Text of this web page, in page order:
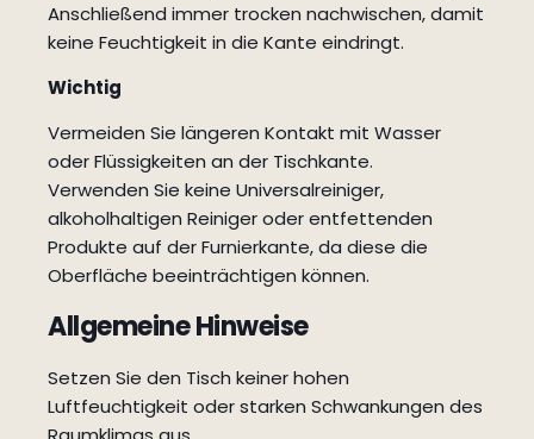
Anschließend immer trocken nachwischen, damit
keine Feuchtigkeit in die Kante eindringt.
Wichtig
Vermeiden Sie längeren Kontakt mit Wasser
oder Flüssigkeiten an der Tischkante.
Verwenden Sie keine Universalreiniger,
alkoholhaltigen Reiniger oder entfettenden
Produkte auf der Furnierkante, da diese die
Oberfläche beeinträchtigen können.
Allgemeine Hinweise
Setzen Sie den Tisch keiner hohen
Luftfeuchtigkeit oder starken Schwankungen des